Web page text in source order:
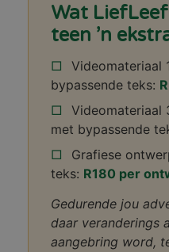
Wat
teen ’n
Videomateriaal
bypassende teks:
Videomateriaal
met bypassende
Grafiese
teks: R180 per
Gedurende jou
daar veranderings
aangebring word,